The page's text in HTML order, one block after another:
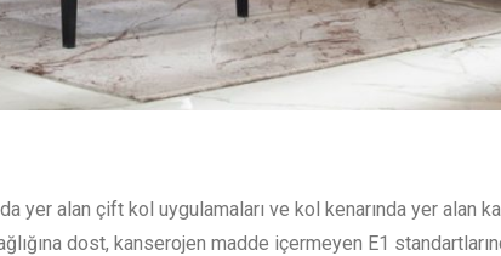
yer alan çift kol uygulamaları ve kol kenarında yer alan
dost, kanserojen madde içermeyen E1